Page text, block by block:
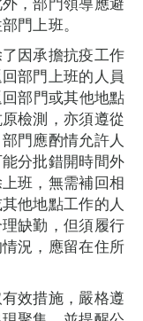
門上班。
因承擔抗疫工作
部門上班的人員
部門或其他地點
檢測，亦須遵從
門應酌情允許人
分批錯開時間外
班，無需補回相
他地點工作的人
缺勤，但須履行
況，應留在住所
效措施，嚴格遵